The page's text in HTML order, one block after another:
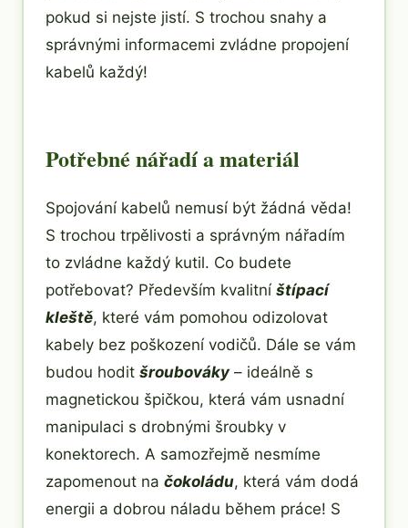
pokud si nejste jistí. S trochou snahy a
správnými informacemi zvládne propojení
kabelů každý!
Potřebné nářadí a materiál
Spojování kabelů nemusí být žádná věda!
S trochou trpělivosti a správným nářadím
to zvládne každý kutil. Co budete
potřebovat? Především kvalitní štípací
kleště, které vám pomohou odizolovat
kabely bez poškození vodičů. Dále se vám
budou hodit šroubováky– ideálně s
magnetickou špičkou, která vám usnadní
manipulaci s drobnými šroubky v
konektorech. A samozřejmě nesmíme
zapomenout na čokoládu, která vám dodá
energii a dobrou náladu během práce! S